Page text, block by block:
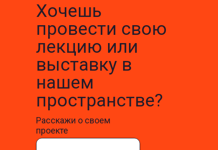
Хочешь
провести свою
лекцию или
выставку в
нашем
пространстве?
Расскажи о своем
проекте